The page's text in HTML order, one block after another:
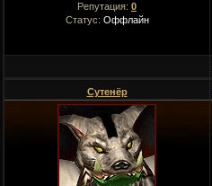
Репутация: 0
Статус: Оффлайн
Сутенёр